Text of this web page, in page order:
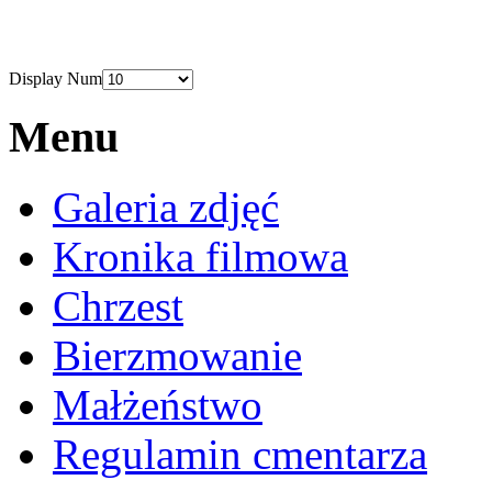
Display Num
Menu
Galeria zdjęć
Kronika filmowa
Chrzest
Bierzmowanie
Małżeństwo
Regulamin cmentarza